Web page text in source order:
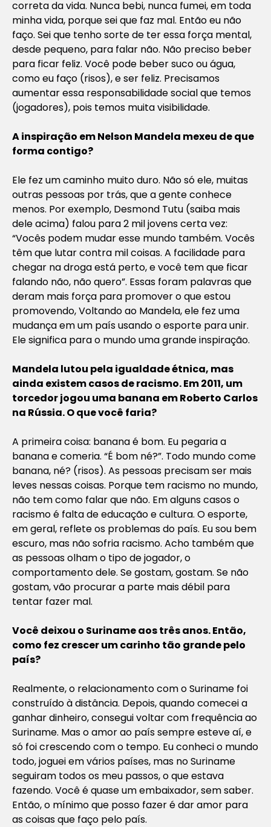
correta da vida. Nunca bebi, nunca fumei, em toda
minha vida, porque sei que faz mal. Então eu não
faço. Sei que tenho sorte de ter essa força mental,
desde pequeno, para falar não. Não preciso beber
para ficar feliz. Você pode beber suco ou água,
como eu faço (risos), e ser feliz. Precisamos
aumentar essa responsabilidade social que temos
(jogadores), pois temos muita visibilidade.
A inspiração em Nelson Mandela mexeu de que
forma contigo?
Ele fez um caminho muito duro. Não só ele, muitas
outras pessoas por trás, que a gente conhece
menos. Por exemplo, Desmond Tutu (saiba mais
dele acima) falou para 2 mil jovens certa vez:
“Vocês podem mudar esse mundo também. Vocês
têm que lutar contra mil coisas. A facilidade para
chegar na droga está perto, e você tem que ficar
falando não, não quero”. Essas foram palavras que
deram mais força para promover o que estou
promovendo, Voltando ao Mandela, ele fez uma
mudança em um país usando o esporte para unir.
Ele significa para o mundo uma grande inspiração.
Mandela lutou pela igualdade étnica, mas
ainda existem casos de racismo. Em 2011, um
torcedor jogou uma banana em Roberto Carlos
na Rússia. O que você faria?
A primeira coisa: banana é bom. Eu pegaria a
banana e comeria. “É bom né?”. Todo mundo come
banana, né? (risos). As pessoas precisam ser mais
leves nessas coisas. Porque tem racismo no mundo,
não tem como falar que não. Em alguns casos o
racismo é falta de educação e cultura. O esporte,
em geral, reflete os problemas do país. Eu sou bem
escuro, mas não sofria racismo. Acho também que
as pessoas olham o tipo de jogador, o
comportamento dele. Se gostam, gostam. Se não
gostam, vão procurar a parte mais débil para
tentar fazer mal.
Você deixou o Suriname aos três anos. Então,
como fez crescer um carinho tão grande pelo
país?
Realmente, o relacionamento com o Suriname foi
construído à distância. Depois, quando comecei a
ganhar dinheiro, consegui voltar com frequência ao
Suriname. Mas o amor ao país sempre esteve aí, e
só foi crescendo com o tempo. Eu conheci o mundo
todo, joguei em vários países, mas no Suriname
seguiram todos os meu passos, o que estava
fazendo. Você é quase um embaixador, sem saber.
Então, o mínimo que posso fazer é dar amor para
as coisas que faço pelo país.